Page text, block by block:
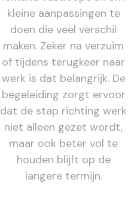
kleine aanpassingen te
doen die veel verschil
maken. Zeker na verzuim
of tijdens terugkeer naar
werk is dat belangrijk. De
begeleiding zorgt ervoor
dat de stap richting werk
niet alleen gezet wordt,
maar ook beter vol te
houden blijft op de
langere termijn.